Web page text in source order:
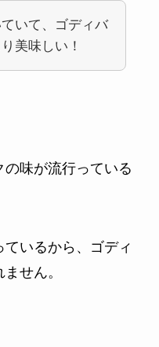
いて、ゴディバ
美味しい！
の味が流行っている
いるから、ゴディ
せん。